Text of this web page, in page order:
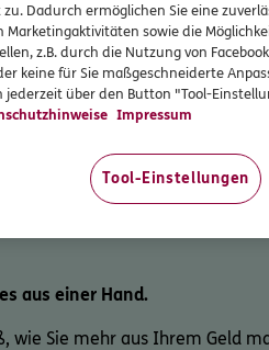
von 30 Jahren
aus einer Hand.
wie Sie mehr aus Ihrem Geld
Dadurch ermöglichen Sie eine
Marketingaktivitäten sowie die
z.B. durch die Nutzung von
keine für Sie maßgeschneiderte
jederzeit über den Button "Tool-
Impressum
Tool-Einstellungen